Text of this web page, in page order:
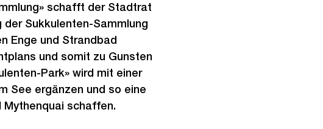
schafft der Stadtrat
Sukkulenten-Sammlung
Enge und Strandbad
und somit zu Gunsten
Park» wird mit einer
See ergänzen und so eine
Mythenquai schaffen.